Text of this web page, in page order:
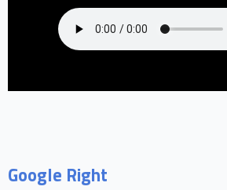
Google Right